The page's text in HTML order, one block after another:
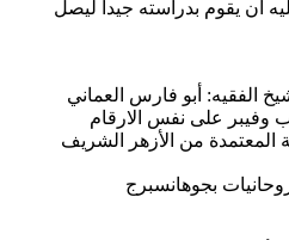
أن يقوم بدراسته جيدا ليصل
الفقيه: أبو فارس العماني
وفيبر على نفس الارقام
المعتمدة من الأزهر الشريف
بجوهانسبرج